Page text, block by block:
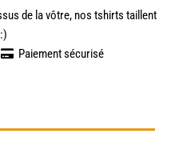
de la vôtre, nos tshirts taillent
Paiement sécurisé